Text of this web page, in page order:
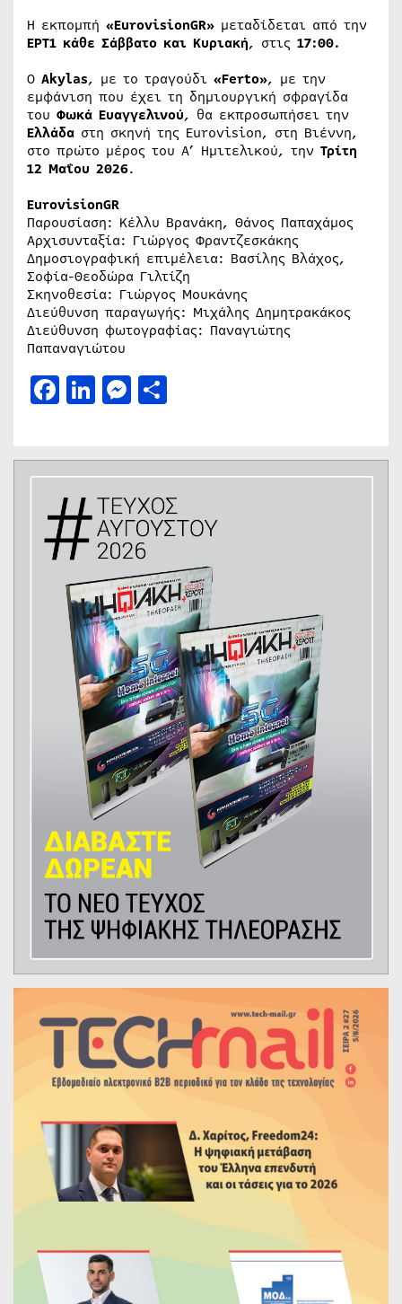
Η εκπομπή «EurovisionGR» μεταδίδεται από την
ΕΡΤ1 κάθε Σάββατο και Κυριακή, στις 17:00.
Ο Akylas, με το τραγούδι «Ferto», με την
εμφάνιση που έχει τη δημιουργική σφραγίδα
του Φωκά Ευαγγελινού, θα εκπροσωπήσει την
Ελλάδα στη σκηνή της Eurovision, στη Βιέννη,
στο πρώτο μέρος του Α’ Ημιτελικού, την Τρίτη
12 Μαΐου 2026.
EurovisionGR
Παρουσίαση: Κέλλυ Βρανάκη, Θάνος Παπαχάμος
Αρχισυνταξία: Γιώργος Φραντζεσκάκης
Δημοσιογραφική επιμέλεια: Βασίλης Βλάχος,
Σοφία-Θεοδώρα Γιλτίζη
Σκηνοθεσία: Γιώργος Μουκάνης
Διεύθυνση παραγωγής: Μιχάλης Δημητρακάκος
Διεύθυνση φωτογραφίας: Παναγιώτης
Παπαναγιώτου
Facebook
LinkedIn
Messenger